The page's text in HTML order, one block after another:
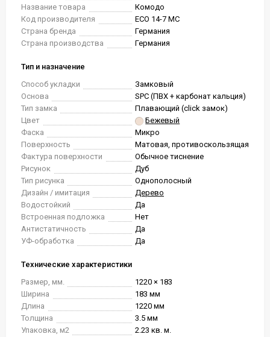
Название товара
Комодо
Код производителя
ЕСО 14-7 MC
Страна бренда
Германия
Страна производства
Германия
Тип и назначение
Способ укладки
Замковый
Основа
SPC (ПВХ + карбонат кальция)
Тип замка
Плавающий (click замок)
Цвет
Бежевый
Фаска
Микро
Поверхность
Матовая, противоскользящая
Фактура поверхности
Обычное тиснение
Рисунок
Дуб
Тип рисунка
Однополосный
Дизайн / имитация
Дерево
Водостойкий
Да
Встроенная подложка
Нет
Антистатичность
Да
УФ-обработка
Да
Технические характеристики
Размер, мм.
1220 × 183
Ширина
183 мм
Длина
1220 мм
Толщина
3.5 мм
Упаковка, м2
2.23 кв. м.